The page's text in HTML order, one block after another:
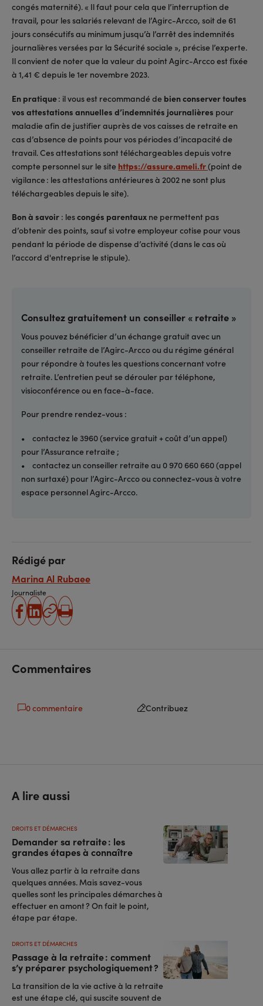
congés maternité). « Il faut pour cela que l’interruption de
travail, pour les salariés relevant de l’Agirc-Arcco, soit de 61
jours consécutifs au minimum jusqu’à l’arrêt des indemnités
journalières versées par la Sécurité sociale », précise l’experte.
Il convient de noter que la valeur du point Agirc-Arcco est fixée
à 1,41 € depuis le 1er novembre 2023.
En pratique: il vous est recommandé de bien conserver toutes
vos attestations annuelles d’indemnités journalières pour
maladie afin de justifier auprès de vos caisses de retraite en
cas d’absence de points pour vos périodes d’incapacité de
travail. Ces attestations sont téléchargeables depuis votre
compte personnel sur le site https://assure.ameli.fr(point de
vigilance : les attestations antérieures à 2002 ne sont plus
téléchargeables depuis le site).
Bon à savoir : lescongés parentaux ne permettent pas
d’obtenir des points, sauf si votre employeur cotise pour vous
pendant la période de dispense d’activité (dans le cas où
l’accord d'entreprise le stipule).
Consultez gratuitement un conseiller « retraite »
Vous pouvez bénéficier d’un échange gratuit avec un
conseiller retraite de l’Agirc-Arcco ou du régime général
pour répondre à toutes les questions concernant votre
retraite. L’entretien peut se dérouler par téléphone,
visioconférence ou en face-à-face.
Pour prendre rendez-vous :
• contactez le 3960 (service gratuit + coût d’un appel)
pour l’Assurance retraite ;
• contactez un conseiller retraite au 0 970 660 660 (appel
non surtaxé) pour l’Agirc-Arcco ou connectez-vous à votre
espace personnel Agirc-Arcco.
Rédigé par
Marina Al Rubaee
Journaliste
partager
partager
Copier
Imprimer
Commentaires
0 commentaire Contribuez
A lire aussi
Demander sa retraite : les
grandes étapes à connaître
DROITS ET DÉMARCHES
Vous allez partir à la retraite dans
quelques années. Mais savez-vous
quelles sont les principales démarches à
effectuer en amont ? On fait le point,
étape par étape.
Passage à la retraite : comment
s’y préparer psychologiquement ?
DROITS ET DÉMARCHES
La transition de la vie active à la retraite
est une étape clé, qui suscite souvent de